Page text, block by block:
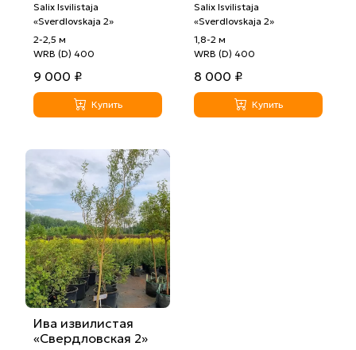
Salix Isvilistaja
«Sverdlovskaja 2»
2-2,5 м
WRB (D) 400
9 000 ₽
Купить
Salix Isvilistaja
«Sverdlovskaja 2»
1,8-2 м
WRB (D) 400
8 000 ₽
Купить
Ива извилистая
«Свердловская 2»